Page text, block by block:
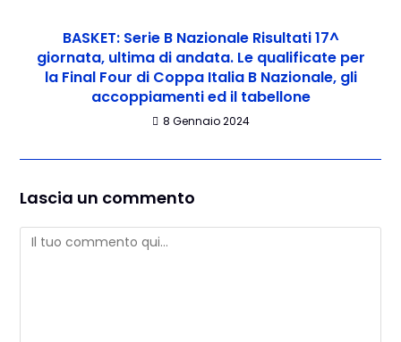
BASKET: Serie B Nazionale Risultati 17^
giornata, ultima di andata. Le qualificate per
la Final Four di Coppa Italia B Nazionale, gli
accoppiamenti ed il tabellone
8 Gennaio 2024
Lascia un commento